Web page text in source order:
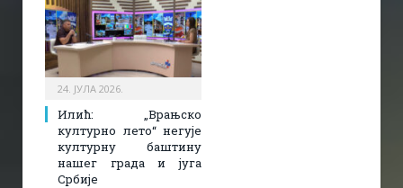
24. ЈУЛА 2026.
Илић: „Врањско
културно лето“ негује
културну баштину
нашег града и југа
Србије